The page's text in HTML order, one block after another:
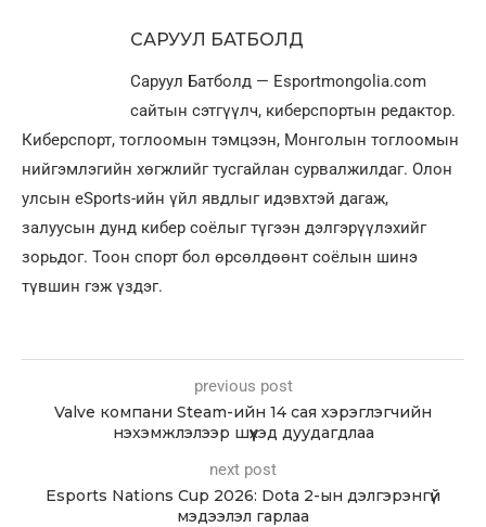
САРУУЛ БАТБОЛД
Саруул Батболд — Esportmongolia.com
сайтын сэтгүүлч, киберспортын редактор.
Киберспорт, тоглоомын тэмцээн, Монголын тоглоомын
нийгэмлэгийн хөгжлийг тусгайлан сурвалжилдаг. Олон
улсын eSports-ийн үйл явдлыг идэвхтэй дагаж,
залуусын дунд кибер соёлыг түгээн дэлгэрүүлэхийг
зорьдог. Тоон спорт бол өрсөлдөөнт соёлын шинэ
түвшин гэж үздэг.
previous post
Valve компани Steam-ийн 14 сая хэрэглэгчийн
нэхэмжлэлээр шүүхэд дуудагдлаа
next post
Esports Nations Cup 2026: Dota 2-ын дэлгэрэнгүй
мэдээлэл гарлаа